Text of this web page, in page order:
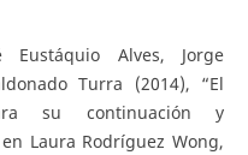
Eustáquio Alves, Jorge
Turra (2014), “El
su continuación y
Laura Rodríguez Wong,